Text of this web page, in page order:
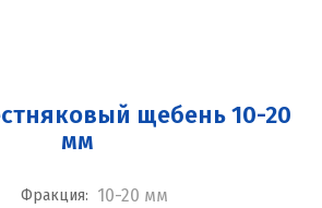
щебень 10-20
мм
Фракция: 10-20 мм